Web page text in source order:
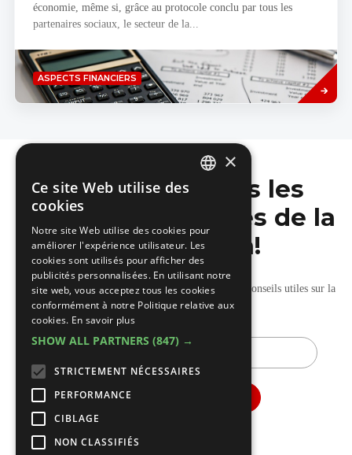
économie, même si, grâce au protocole conclu par tous les
partenaires sociaux, le secteur de la...
ASPECTS FINANCIERS
Savoir
plus
Ne manquez pas les
dernières nouvelles de la
construction!
Recevez nos mises à jour hebdomadaires pleines de conseils utiles sur la
construction et la rénovation.
E-
×
Ce site Web utilise des
cookies
Notre site Web utilise des cookies pour
améliorer l'expérience utilisateur. Les
cookies sont utilisés pour afficher des
publicités personnalisées. En utilisant notre
site web, vous acceptez tous les cookies
conformément à notre Politique relative aux
cookies. En savoir plus
SHOW ALL PARTNERS (847) →
STRICTEMENT NÉCESSAIRES
PERFORMANCE
CIBLAGE
NON CLASSIFIÉS